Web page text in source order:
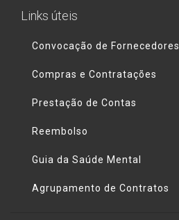
Links úteis
Convocação de Fornecedores
Compras e Contratações
Prestação de Contas
Reembolso
Guia da Saúde Mental
Agrupamento de Contratos